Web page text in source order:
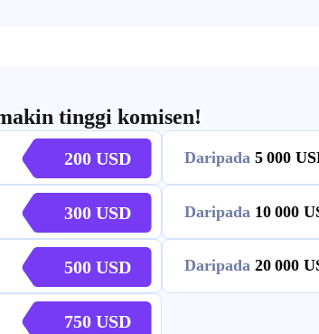
tinggi komisen!
200 Daripada 5 000
300 Daripada 10 000
500 Daripada 20 000
750